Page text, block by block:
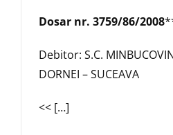
Dosar nr. 3759/86/2008
Debitor: S.C.
DORNEI – SUCEAVA
<< […]